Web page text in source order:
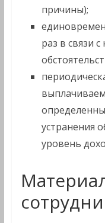
причины);
раз в связи
устранения
уровень